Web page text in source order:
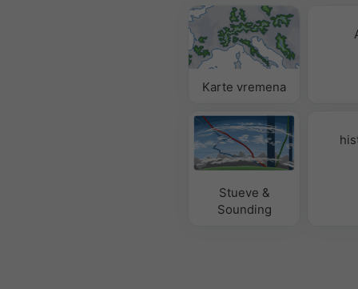
Karte vremena
Stueve &
Sounding